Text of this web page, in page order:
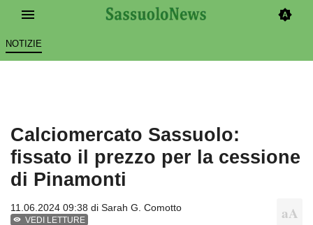
NOTIZIE
Calciomercato Sassuolo:
fissato il prezzo per la cessione
di Pinamonti
11.06.2024 09:38 di Sarah G. Comotto
VEDI LETTURE